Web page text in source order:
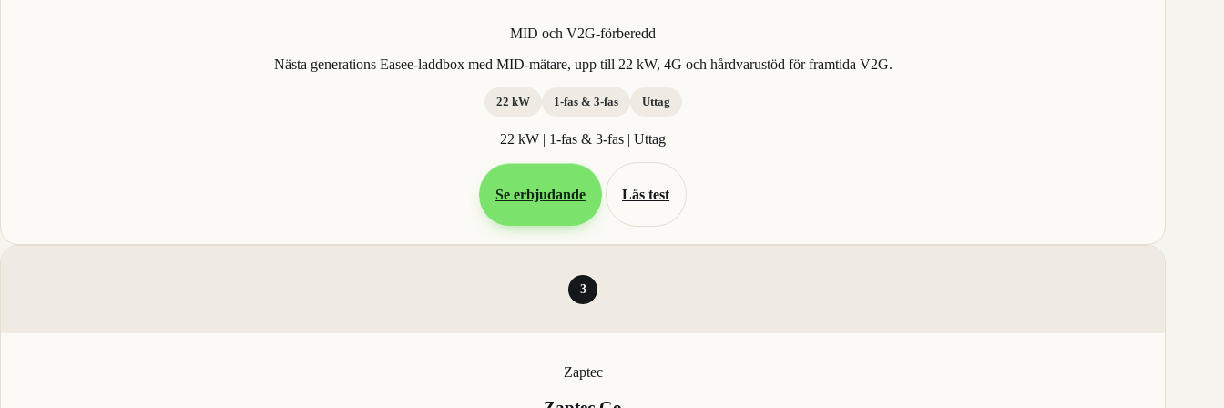
MID och V2G-förberedd
Nästa generations Easee-laddbox med MID-mätare, upp till 22 kW, 4G och hårdvarustöd för framtida V2G.
22 kW 1-fas & 3-fas Uttag
22 kW | 1-fas & 3-fas | Uttag
Se erbjudande Läs test
3
Zaptec